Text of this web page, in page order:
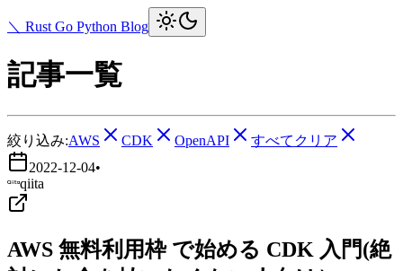
＼ Rust Go Python Blog
記事一覧
絞り込み:AWS CDK OpenAPI
すべてクリア
2022-12-04•
qiita
AWS 無料利用枠 で始める CDK 入門(絶